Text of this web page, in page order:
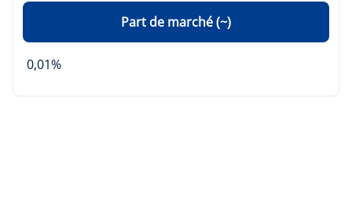
Part de marché (~)
0,01%